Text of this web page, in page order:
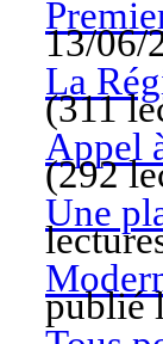
13/06/
La
(311
Appel
(292
Une
publié